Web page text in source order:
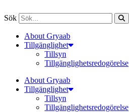
Sök
About Gryaab
Tillgänglighet
Tillsyn
Tillgänglighetsredogörelse
About Gryaab
Tillgänglighet
Tillsyn
Tillgänglighetsredogörelse